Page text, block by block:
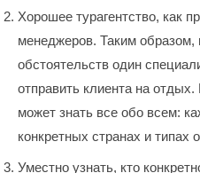
Хорошее турагентство, как
менеджеров. Таким
обстоятельств один
отправить клиента на
может знать все обо всем:
конкретных странах и типах
Уместно узнать, кто